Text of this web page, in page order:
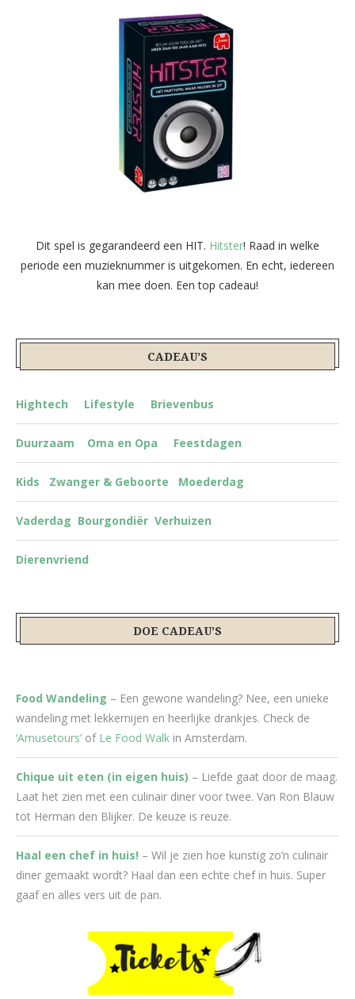
Dit spel is gegarandeerd een HIT. Hitster! Raad in welke
periode een muzieknummer is uitgekomen. En echt, iedereen
kan mee doen. Een top cadeau!
CADEAU’S
Hightech Lifestyle Brievenbus
Duurzaam Oma en Opa Feestdagen
Kids Zwanger & Geboorte Moederdag
Vaderdag Bourgondiër Verhuizen
Dierenvriend
DOE CADEAU’S
Food Wandeling – Een gewone wandeling? Nee, een unieke
wandeling met lekkernijen en heerlijke drankjes. Check de
‘Amusetours’ of Le Food Walk in Amsterdam.
Chique uit eten (in eigen huis) – Liefde gaat door de maag.
Laat het zien met een culinair diner voor twee. Van Ron Blauw
tot Herman den Blijker. De keuze is reuze.
Haal een chef in huis! – Wil je zien hoe kunstig zo’n culinair
diner gemaakt wordt? Haal dan een echte chef in huis. Super
gaaf en alles vers uit de pan.